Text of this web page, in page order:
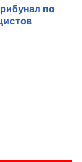
по